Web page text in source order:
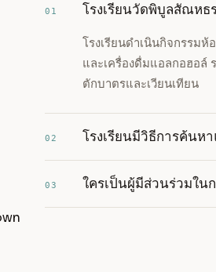
01 โรงเรียนวัดพิบูลสัณหธ
โรงเรียนดำเนินกิจกรรม
และเครื่องดื่มแอลกอฮอล์
ตักบาตรและเวียนเทียน
02 โรงเรียนมีวิธีการค้นห
03 ใครเป็นผู้มีส่วนร่วมใน